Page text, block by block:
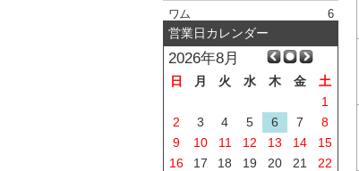
ワム 6
営業日カレンダー
2026年8月
日 月 火 水 木 金
土
1
2
3 4 5 6 7
8
9
10 11 12 13 14
15
16
17 18 19 20 21
22